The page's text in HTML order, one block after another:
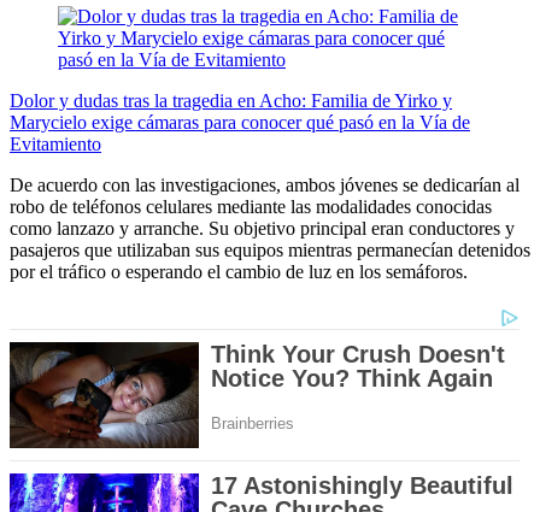
Dolor y dudas tras la tragedia en Acho: Familia de Yirko y
Marycielo exige cámaras para conocer qué pasó en la Vía de
Evitamiento
De acuerdo con las investigaciones, ambos jóvenes se dedicarían al
robo de teléfonos celulares mediante las modalidades conocidas
como lanzazo y arranche. Su objetivo principal eran conductores y
pasajeros que utilizaban sus equipos mientras permanecían detenidos
por el tráfico o esperando el cambio de luz en los semáforos.